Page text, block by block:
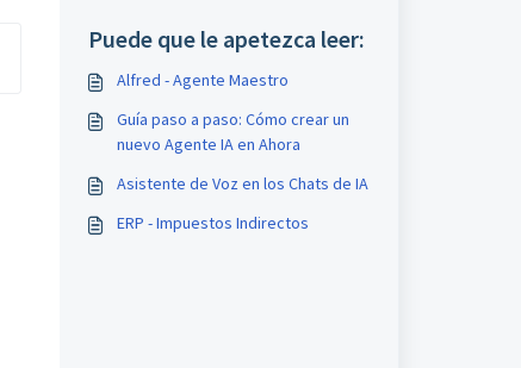
Puede que le apetezca leer:
Alfred - Agente Maestro
Guía paso a paso: Cómo crear un
nuevo Agente IA en Ahora
Asistente de Voz en los Chats de IA
ERP - Impuestos Indirectos